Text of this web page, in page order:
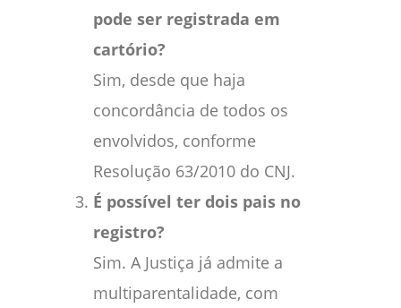
pode ser registrada em
cartório?
Sim, desde que haja
concordância de todos os
envolvidos, conforme
Resolução 63/2010 do CNJ.
É possível ter dois pais no
registro?
Sim. A Justiça já admite a
multiparentalidade, com